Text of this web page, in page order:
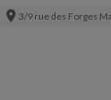
location_on 3/9 rue des Forges